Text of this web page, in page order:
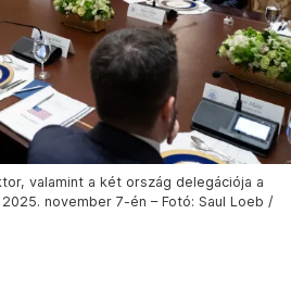
valamint a két ország delegációja a
november 7-én – Fotó: Saul Loeb /